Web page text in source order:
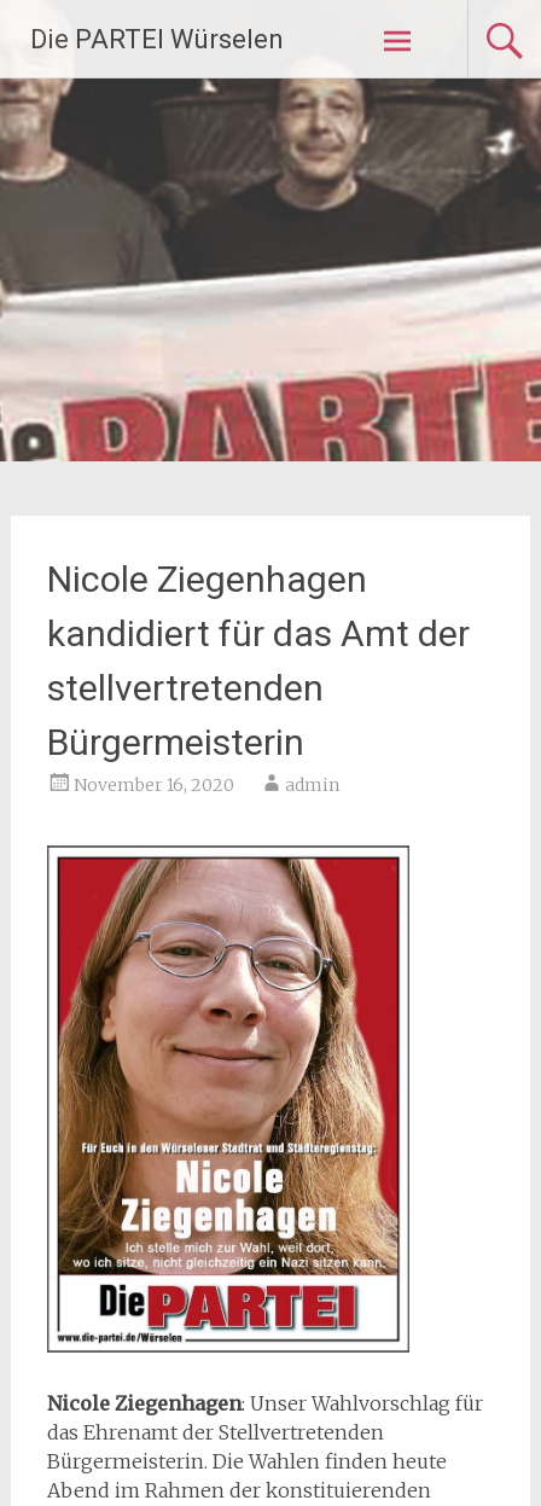
Inhalt
springen
Die PARTEI Würselen
Nicole Ziegenhagen
kandidiert für das Amt der
stellvertretenden
Bürgermeisterin
November 16, 2020 admin
Nicole Ziegenhagen: Unser Wahlvorschlag für
das Ehrenamt der Stellvertretenden
Bürgermeisterin. Die Wahlen finden heute
Abend im Rahmen der konstituierenden